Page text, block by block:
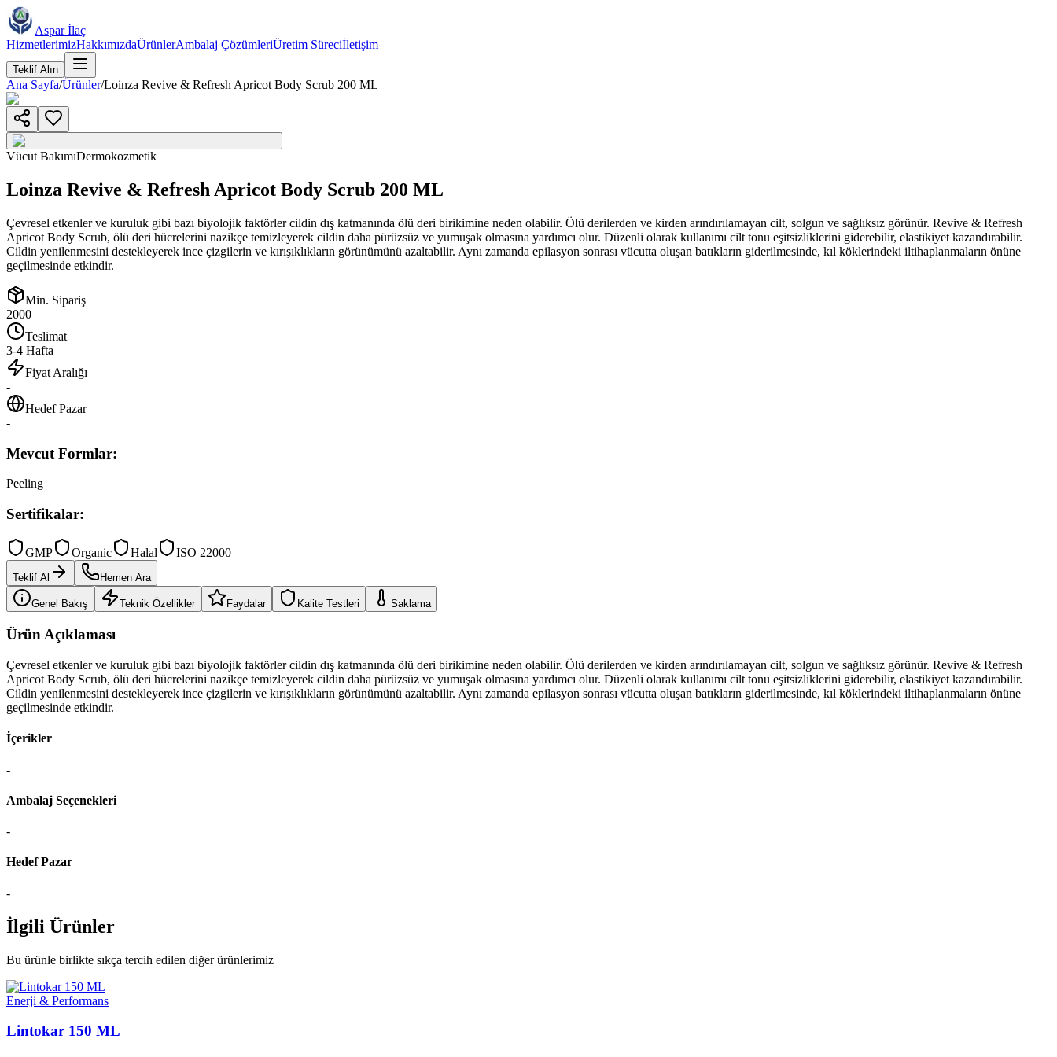
Aspar İlaç
HizmetlerimizHakkımızdaÜrünlerAmbalaj ÇözümleriÜretim Süreciİletişim
Teklif Alın
Ana Sayfa/Ürünler/Loinza Revive & Refresh Apricot Body Scrub 200 ML
Vücut BakımıDermokozmetik
Loinza Revive & Refresh Apricot Body Scrub 200 ML
Çevresel etkenler ve kuruluk gibi bazı biyolojik faktörler cildin dış katmanında ölü deri birikimine neden olabilir. Ölü derilerden ve kirden arındırılamayan cilt, solgun ve sağlıksız görünür. Revive & Refresh
Apricot Body Scrub, ölü deri hücrelerini nazikçe temizleyerek cildin daha pürüzsüz ve yumuşak olmasına yardımcı olur. Düzenli olarak kullanımı cilt tonu eşitsizliklerini giderebilir, elastikiyet kazandırabilir.
Cildin yenilenmesini destekleyerek ince çizgilerin ve kırışıklıkların görünümünü azaltabilir. Aynı zamanda epilasyon sonrası vücutta oluşan batıkların giderilmesinde, kıl köklerindeki iltihaplanmaların önüne
geçilmesinde etkindir.
Min. Sipariş
2000
Teslimat
3-4 Hafta
Fiyat Aralığı
-
Hedef Pazar
-
Mevcut Formlar:
Peeling
Sertifikalar:
GMP Organic Halal ISO 22000
Teklif Al Hemen Ara
Genel Bakış Teknik Özellikler Faydalar Kalite Testleri Saklama
Ürün Açıklaması
Çevresel etkenler ve kuruluk gibi bazı biyolojik faktörler cildin dış katmanında ölü deri birikimine neden olabilir. Ölü derilerden ve kirden arındırılamayan cilt, solgun ve sağlıksız görünür. Revive & Refresh
Apricot Body Scrub, ölü deri hücrelerini nazikçe temizleyerek cildin daha pürüzsüz ve yumuşak olmasına yardımcı olur. Düzenli olarak kullanımı cilt tonu eşitsizliklerini giderebilir, elastikiyet kazandırabilir.
Cildin yenilenmesini destekleyerek ince çizgilerin ve kırışıklıkların görünümünü azaltabilir. Aynı zamanda epilasyon sonrası vücutta oluşan batıkların giderilmesinde, kıl köklerindeki iltihaplanmaların önüne
geçilmesinde etkindir.
İçerikler
-
Ambalaj Seçenekleri
-
Hedef Pazar
-
İlgili Ürünler
Bu ürünle birlikte sıkça tercih edilen diğer ürünlerimiz
Enerji & Performans
Lintokar 150 ML